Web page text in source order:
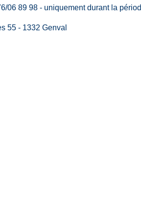
06 89 98 - uniquement durant la
55 - 1332 Genval